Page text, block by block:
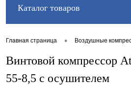
Каталог товаров
Главная страница • Воздушные
Винтовой компрессор
55-8,5 с осушителем